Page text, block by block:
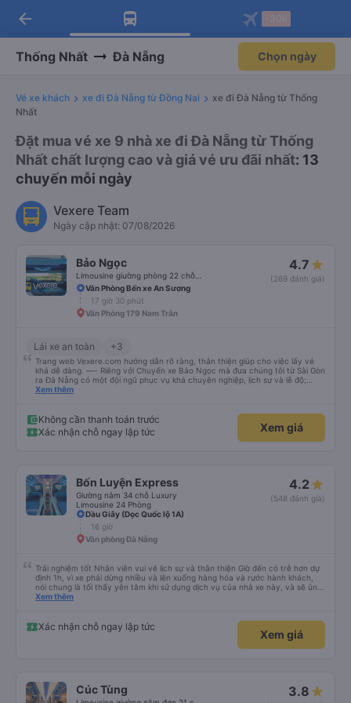
Tải app Vexere ngay!
Nhận ưu đãi thành viên độc
Mở app
Tải app Vexere
-30k/ghế khi đặt vé máy bay qua
Mở app
arrow_back
Thống Nhất Đà Nẵng Chọn ngày
Vé xe khách xe đi Đà Nẵng từ Đồng Nai
xe đi Đà Nẵng từ Thống
Nhất
Đặt mua vé xe 9 nhà xe đi Đà Nẵng từ Thống
Nhất chất lượng cao và giá vé ưu đãi nhất: 13
chuyến mỗi ngày
Vexere Team
Ngày cập nhật: 07/08/2026
Bảo Ngọc 4.7
(269 đánh giá)
Văn Phòng Bến xe An Sương
17 giờ 30 phút
Văn Phòng 179 Nam Trân
Lái xe an toàn +3
Trang web Vexere.com hướng dẫn rõ ràng, thân thiện giúp cho việc lấy vé
khá dễ dàng. —- Riêng với Chuyến xe Bảo Ngọc mà đưa chúng tôi từ Sài Gòn
ra Đà Nẵng có một đội ngũ phục vụ khá chuyên nghiệp, lịch sự và lễ độ;
hướng dẫn hành khách rõ ràng khi lên xe. Địa điểm dùng cơm chiều tối mà
50k/người. Và khi đến Đà Nẵng mặc dù địa chỉ nhà của chúng tôi không được
cập nhật trên trang Web, anh em vẫn giúp gọi xe và trợ giá cho chúng tôi.
Chúng tôi rất cảm kích và xin được giới thiệu cùng mọi người hãng xe Bảo
Xem thêm
Không cần thanh toán trước
Xác nhận chỗ ngay lập tức
Xem giá
Bốn Luyện Express
Giường nằm 34 chỗ Luxury
Limousine 24 Phòng
4.2
(548 đánh giá)
Dầu Giây (Dọc Quốc lộ 1A)
16 giờ
Văn phòng Đà Nẵng
Trải nghiệm tốt Nhân viên vui vẻ lịch sự và thân thiện Giờ đến có trễ hơn dự
định 1h, vì xe phải dừng nhiều và lên xuống hàng hóa và rước hành khách,
nói chung là tối thấy yên tâm khi sử dụng dịch vụ của nhà xe này, và sẽ ủng
hộ và giới thiệu cho người thân sử dụng dịch vụ của nhà xe này
Xem thêm
Xác nhận chỗ ngay lập tức
Xem giá
Cúc Tùng 3.8